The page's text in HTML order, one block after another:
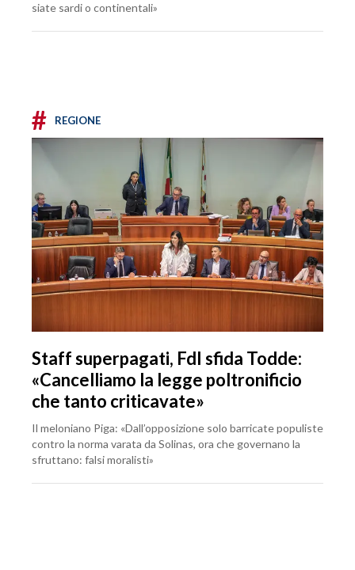
siate sardi o continentali»
# REGIONE
Staff superpagati, FdI sfida Todde:
«Cancelliamo la legge poltronificio
che tanto criticavate»
Il meloniano Piga: «Dall’opposizione solo barricate populiste
contro la norma varata da Solinas, ora che governano la
sfruttano: falsi moralisti»